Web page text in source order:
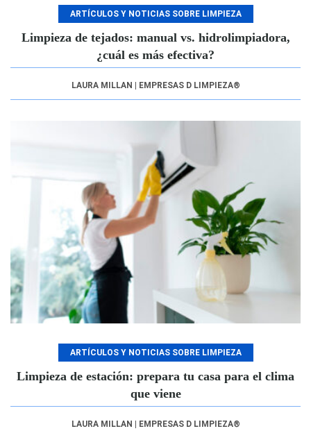
ARTÍCULOS Y NOTICIAS SOBRE LIMPIEZA
Limpieza de tejados: manual vs. hidrolimpiadora,
¿cuál es más efectiva?
LAURA MILLAN | EMPRESAS D LIMPIEZA®
ARTÍCULOS Y NOTICIAS SOBRE LIMPIEZA
Limpieza de estación: prepara tu casa para el clima
que viene
LAURA MILLAN | EMPRESAS D LIMPIEZA®